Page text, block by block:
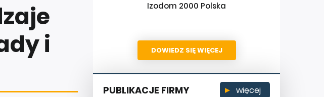
i
Izodom 2000 Polska
DOWIEDZ SIĘ WIĘCEJ
PUBLIKACJE FIRMY więcej